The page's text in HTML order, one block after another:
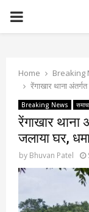
PRIMARY
Home
Breaking
रेंगाखार थाना
Breaking News
रेंगाखार थाना
जलाया घर,
by Bhuvan Patel